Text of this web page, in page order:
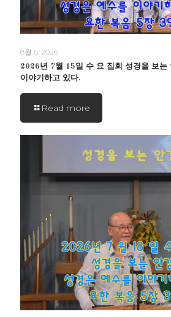
8월 6, 2026
2026년 7월 15일 수 요 집회 성경을 보는
이야기하고 있다.
Read more